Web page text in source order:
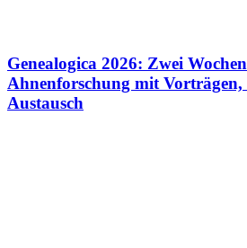
Genealogica 2026: Zwei
Ahnenforschung mit
Austausch